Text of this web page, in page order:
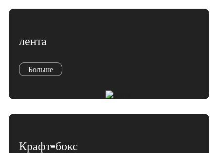
лента
Больше
Крафт-бокс